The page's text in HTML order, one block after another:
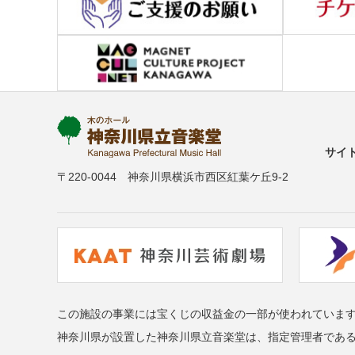
〒220-0044 神奈川県横浜市西区紅葉ケ丘9-2
サイ
この施設の事業には宝くじの収益金の一部が使われていま
神奈川県が設置した神奈川県立音楽堂は、指定管理者であ